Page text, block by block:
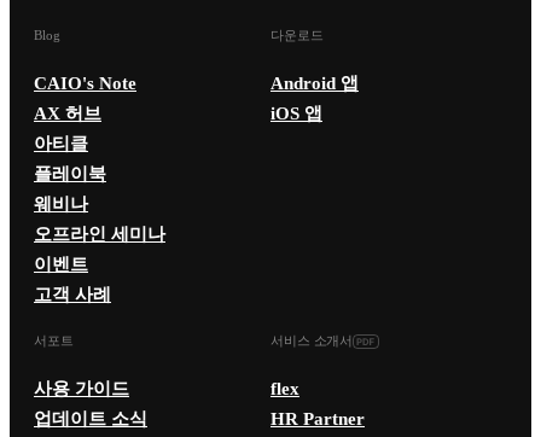
Blog
CAIO's Note
AX 허브
아티클
플레이북
웨비나
오프라인 세미나
이벤트
고객 사례
다운로드
Android 앱
iOS 앱
서포트
사용 가이드
업데이트 소식
서비스 소개서
flex
HR Partner